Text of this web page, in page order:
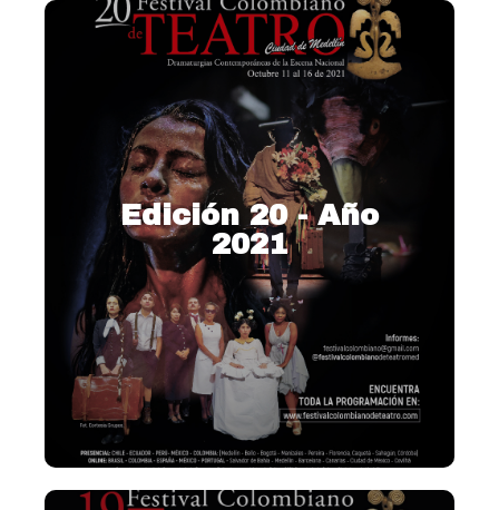
Edición 20 - Año
2021
2021 – Dramaturgia
contemporánea de la escena
nacional
Ver más